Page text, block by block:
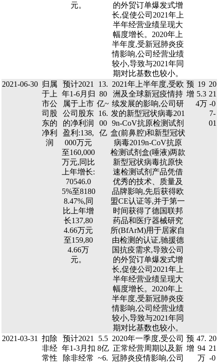
元。
的外贸订单爆发式增
长,促使公司2021年上
半年经营业绩呈现大
幅度增长。2020年上
半年度,受新冠肺炎疫
情影响,公司经营业绩
较小,导致与2021年同
期对比基数也较小。
2021-06-30 归属
于上
市公
司股
东的
净利
润
预计2021
年1-6月归
属于上市
公司股东
的净利润
盈利:138,
000万元
至160,000
万元,同比
上年增长:
70546.0
5%至8180
8.47%,同
比上年增
长137,80
4.66万元
至159,80
4.66万
元。
13.
80
亿~
16.
00
亿
2021年上半年度,受欧
洲及全球新冠疫情持
续发展的影响,公司研
发的新型冠状病毒201
9n-CoV抗原检测试剂
盒(前鼻腔)和新型冠状
病毒2019n-CoV抗原
检测试剂盒(唾液)两款
新型冠状病毒抗原快
速检测试剂产品凭借
优秀的技术、质量及
品牌影响,先后获得欧
盟CE认证等,并于第一
时间获得了德国联邦
药品和医疗器械研究
所(BfArM)用于居家自
由检测的认证,驰援德
国抗疫需求,导致公司
的外贸订单爆发式增
长,促使公司2021年上
半年经营业绩呈现大
幅度增长。2020年上
半年度,受新冠肺炎疫
情影响,公司经营业绩
较小,导致与2021年同
期对比基数也较小。
预
增
19
5.3
4万
20
21
-0
7-
01
2021-03-31
扣除
非经
常性
预计2021
年1-3月扣
除非经常
5.5
8亿
~6.
2020年一季度,受公司
正常经营周期以及新
冠肺炎疫情影响,公司
预
增
47.
94
万
20
21
-0